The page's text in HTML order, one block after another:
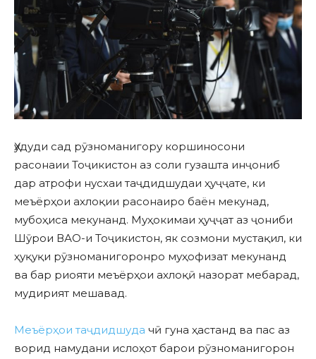
Ҳудуди сад рӯзноманигору коршиносони
расонаии Тоҷикистон аз соли гузашта инҷониб
дар атрофи нусхаи таҷдидшудаи ҳуҷҷате, ки
меъёрҳои ахлоқии расонаиро баён мекунад,
мубоҳиса мекунанд. Муҳокимаи ҳуҷҷат аз ҷониби
Шӯрои ВАО-и Тоҷикистон, як созмони мустақил, ки
ҳуқуқи рӯзноманигоронро муҳофизат мекунанд
ва бар риояти меъёрҳои ахлоқӣ назорат мебарад,
мудирият мешавад.
Меъёрҳои таҷдидшуда чӣ гуна ҳастанд ва пас аз
ворид намудани ислоҳот барои рӯзноманигорон